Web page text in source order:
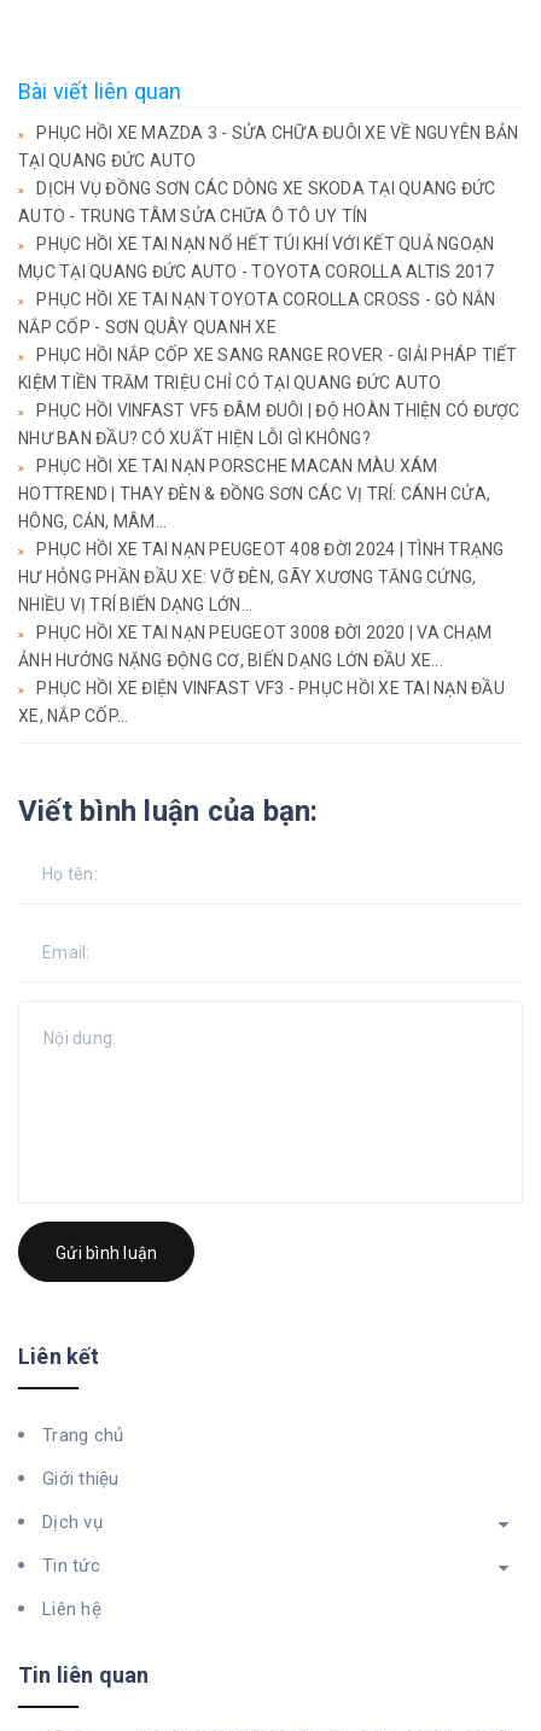
Bài viết liên quan
PHỤC HỒI XE MAZDA 3 - SỬA CHỮA ĐUÔI XE VỀ NGUYÊN BẢN
TẠI QUANG ĐỨC AUTO
DỊCH VỤ ĐỒNG SƠN CÁC DÒNG XE SKODA TẠI QUANG ĐỨC
AUTO - TRUNG TÂM SỬA CHỮA Ô TÔ UY TÍN
PHỤC HỒI XE TAI NẠN NỔ HẾT TÚI KHÍ VỚI KẾT QUẢ NGOẠN
MỤC TẠI QUANG ĐỨC AUTO - TOYOTA COROLLA ALTIS 2017
PHỤC HỒI XE TAI NẠN TOYOTA COROLLA CROSS - GÒ NẮN
NẮP CỐP - SƠN QUÂY QUANH XE
PHỤC HỒI NẮP CỐP XE SANG RANGE ROVER - GIẢI PHÁP TIẾT
KIỆM TIỀN TRĂM TRIỆU CHỈ CÓ TẠI QUANG ĐỨC AUTO
PHỤC HỒI VINFAST VF5 ĐÂM ĐUÔI | ĐỘ HOÀN THIỆN CÓ ĐƯỢC
NHƯ BAN ĐẦU? CÓ XUẤT HIỆN LỖI GÌ KHÔNG?
PHỤC HỒI XE TAI NẠN PORSCHE MACAN MÀU XÁM
HOTTREND | THAY ĐÈN & ĐỒNG SƠN CÁC VỊ TRÍ: CÁNH CỬA,
HÔNG, CẢN, MÂM...
PHỤC HỒI XE TAI NẠN PEUGEOT 408 ĐỜI 2024 | TÌNH TRẠNG
HƯ HỎNG PHẦN ĐẦU XE: VỠ ĐÈN, GÃY XƯƠNG TĂNG CỨNG,
NHIỀU VỊ TRÍ BIẾN DẠNG LỚN...
PHỤC HỒI XE TAI NẠN PEUGEOT 3008 ĐỜI 2020 | VA CHẠM
ẢNH HƯỞNG NẶNG ĐỘNG CƠ, BIẾN DẠNG LỚN ĐẦU XE...
PHỤC HỒI XE ĐIỆN VINFAST VF3 - PHỤC HỒI XE TAI NẠN ĐẦU
XE, NẮP CỐP...
Viết bình luận của bạn:
Gửi bình luận
Liên kết
Trang chủ
Giới thiệu
Dịch vụ
Tin tức
Liên hệ
Tin liên quan